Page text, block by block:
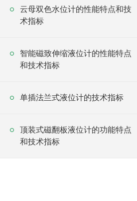
云母双色水位计的性能特点和技
术指标
智能磁致伸缩液位计的性能特点
和技术指标
单插法兰式液位计的技术指标
顶装式磁翻板液位计的功能特点
和技术指标